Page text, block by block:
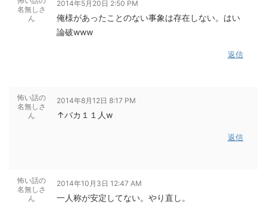
名無しさ
ん
2014年5月20日 2:50 PM
俺様があったことのない事象は存在しない。はい
論破www
返信
怖い話の
名無しさ
ん
2014年8月12日 8:17 PM
↑バカ１１人w
返信
怖い話の
名無しさ
ん
2014年10月3日 12:47 AM
一人称が安定してない。やり直し。